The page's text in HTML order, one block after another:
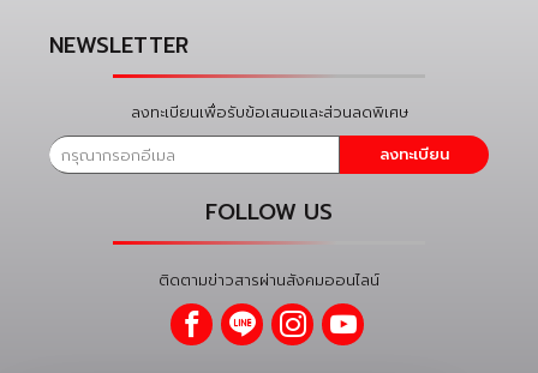
NEWSLETTER
ลงทะเบียนเพื่อรับข้อเสนอและส่วนลดพิเศษ
ลงทะเบียน
FOLLOW US
ติดตามข่าวสารผ่านสังคมออนไลน์